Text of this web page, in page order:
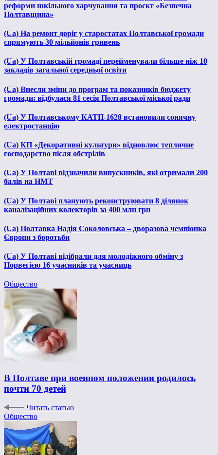
реформи шкільного харчування та проєкт «Безпечна
Полтавщина»
(Ua) На ремонт доріг у старостатах Полтавської громади
спрямують 30 мільйонів гривень
(Ua) У Полтавській громаді перейменували більше ніж 10
закладів загальної середньої освіти
(Ua) Внесли зміни до програм та показників бюджету
громади: відбулася 81 сесія Полтавської міської ради
(Ua) У Полтавському КАТП-1628 встановили сонячну
електростанцію
(Ua) КП «Декоративні культури» відновлює тепличне
господарство після обстрілів
(Ua) У Полтаві відзначили випускників, які отримали 200
балів на НМТ
(Ua) У Полтаві планують реконструювати 8 ділянок
каналізаційних колекторів за 400 млн грн
(Ua) Полтавка Надія Соколовська – дворазова чемпіонка
Європи з боротьби
(Ua) У Полтаві відібрали для молодіжного обміну з
Норвегією 16 учасників та учасниць
Общество
В Полтаве при военном положении родилось
почти 70 детей
Читать статью
Общество